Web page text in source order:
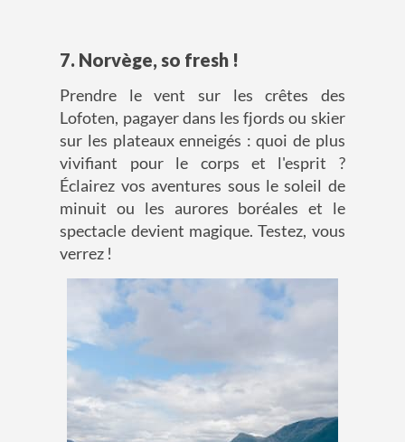
7. Norvège, so fresh !
Prendre le vent sur les crêtes des
Lofoten, pagayer dans les fjords ou skier
sur les plateaux enneigés : quoi de plus
vivifiant pour le corps et l'esprit ?
Éclairez vos aventures sous le soleil de
minuit ou les aurores boréales et le
spectacle devient magique. Testez, vous
verrez !